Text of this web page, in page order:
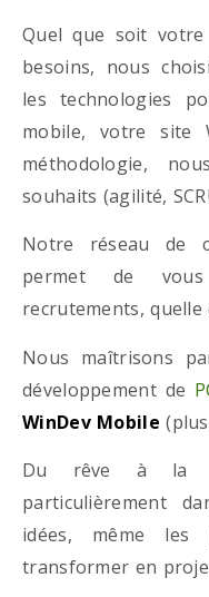
Quel que soit
besoins, nous
les technologies
mobile, votre site
méthodologie,
souhaits (agilité,
Notre réseau de
permet de
recrutements,
Nous maîtrisons
développement de
WinDev Mobile
Du rêve à la
particulièrement
idées, même les
transformer en